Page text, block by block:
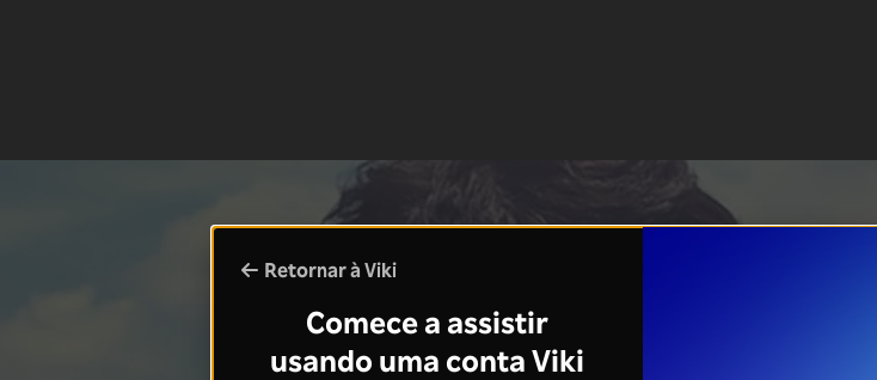
Retornar à Viki
Comece a assistir
usando uma conta Viki